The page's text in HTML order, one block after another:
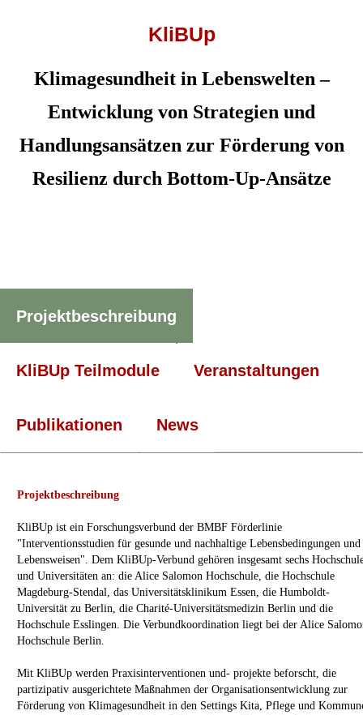
KliBUp
Klimagesundheit in Lebenswelten–
Entwicklung von Strategien und
Handlungsansätzen zur Förderung von
Resilienz durch Bottom-Up-Ansätze
Projektbeschreibung
KliBUp Teilmodule Veranstaltungen
Publikationen News
Projektbeschreibung
KliBUp ist ein Forschungsverbund der BMBF Förderlinie
"Interventionsstudien für gesunde und nachhaltige Lebensbedingungen und
Lebensweisen". Dem KliBUp-Verbund gehören insgesamt sechs
und Universitäten an: die Alice Salomon Hochschule, die Hochschule
Magdeburg-Stendal, das Universitätsklinikum Essen, die Humboldt-
Universität zu Berlin, die Charité-Universitätsmedizin Berlin und die
Hochschule Esslingen. Die Verbundkoordination liegt bei der Alice
Hochschule Berlin.
Mit KliBUp werden Praxisinterventionen und- projekte beforscht, die
partizipativ ausgerichtete Maßnahmen der Organisationsentwicklung zur
Förderung von Klimagesundheit in den Settings Kita, Pflege und